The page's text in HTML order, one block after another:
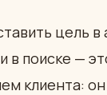
цель в
в поиске —
клиента: